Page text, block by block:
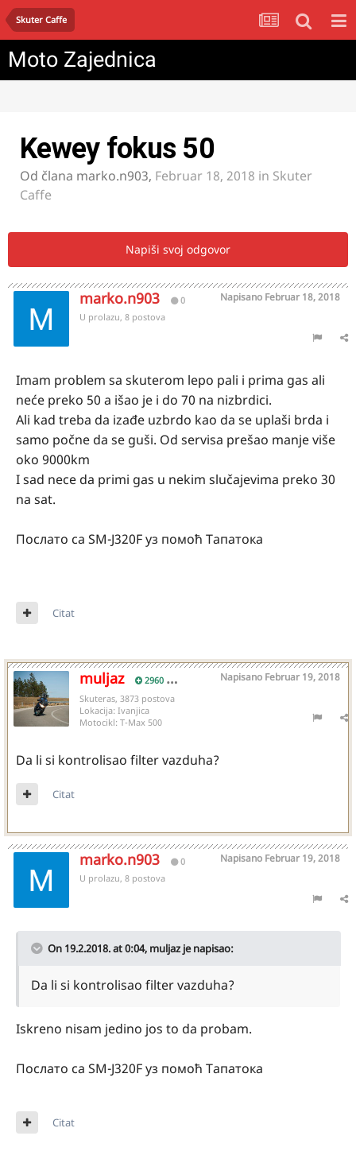
Skuter Caffe
Moto Zajednica
Kewey fokus 50
Od člana marko.n903, Februar 18, 2018 in Skuter
Caffe
Napiši svoj odgovor
marko.n903 0 Napisano Februar 18, 2018
U prolazu, 8 postova
Imam problem sa skuterom lepo pali i prima gas ali
neće preko 50 a išao je i do 70 na nizbrdici.
Ali kad treba da izađe uzbrdo kao da se uplaši brda i
samo počne da se guši. Od servisa prešao manje više
oko 9000km
I sad nece da primi gas u nekim slučajevima preko 30
na sat.
Послато са SM-J320F уз помоћ Тапатока
Citat
muljaz 2960 Napisano Februar 19, 2018
Skuteras, 3873 postova
Lokacija: Ivanjica
Motocikl: T-Max 500
Da li si kontrolisao filter vazduha?
Citat
marko.n903 0 Napisano Februar 19, 2018
U prolazu, 8 postova
On 19.2.2018. at 0:04, muljazje napisao:
Da li si kontrolisao filter vazduha?
Iskreno nisam jedino jos to da probam.
Послато са SM-J320F уз помоћ Тапатока
Citat